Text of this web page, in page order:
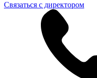
Связаться с директором